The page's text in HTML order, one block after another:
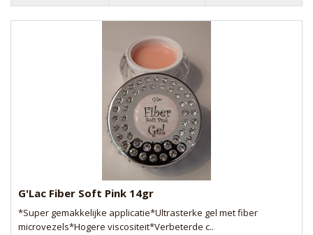
G'Lac Fiber Soft Pink 14gr
*Super gemakkelijke applicatie*Ultrasterke gel met fiber
microvezels*Hogere viscositeit*Verbeterde c..